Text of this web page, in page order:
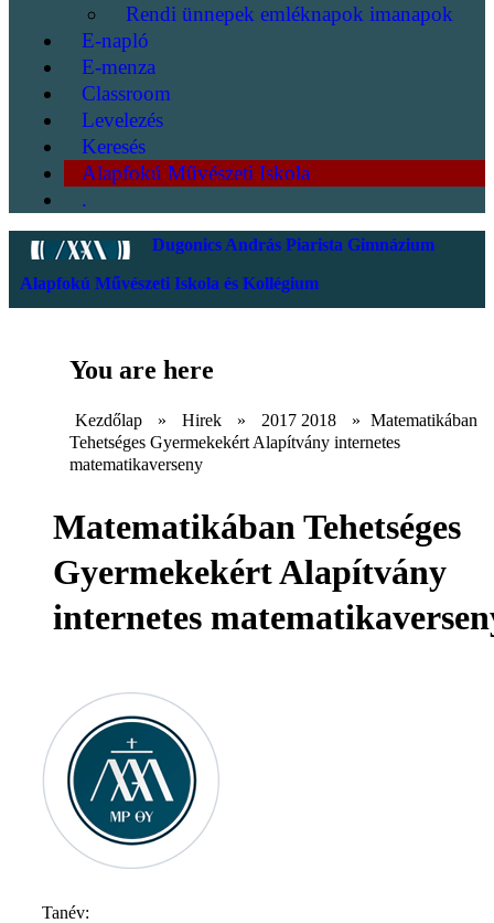
Rendi ünnepek emléknapok imanapok
E-napló
E-menza
Classroom
Levelezés
Keresés
Alapfokú Művészeti Iskola
.
Dugonics András Piarista Gimnázium
Alapfokú Művészeti Iskola és Kollégium
You are here
Kezdőlap » Hirek » 2017 2018 » Matematikában
Tehetséges Gyermekekért Alapítvány internetes
matematikaverseny
Matematikában Tehetséges
Gyermekekért Alapítvány
internetes
Tanév: